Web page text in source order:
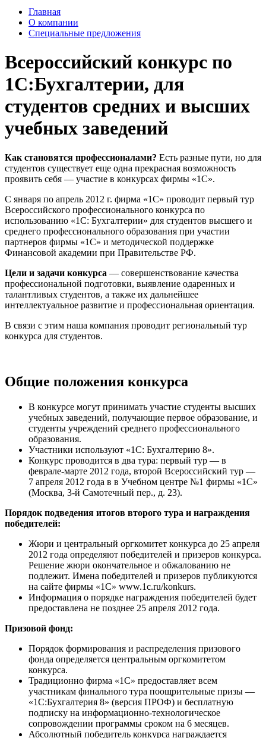
Главная
О компании
Специальные предложения
Всероссийский конкурс по
1С:Бухгалтерии, для
студентов средних и высших
учебных заведений
Как становятся профессионалами? Есть разные пути, но для
студентов существует еще одна прекрасная возможность
проявить себя — участие в конкурсах фирмы «1С».
С января по апрель 2012 г. фирма «1С» проводит первый тур
Всероссийского профессионального конкурса по
использованию «1С: Бухгалтерии» для студентов высшего и
среднего профессионального образования при участии
партнеров фирмы «1С» и методической поддержке
Финансовой академии при Правительстве РФ.
Цели и задачи конкурса — совершенствование качества
профессиональной подготовки, выявление одаренных и
талантливых студентов, а также их дальнейшее
интеллектуальное развитие и профессиональная ориентация.
В связи с этим наша компания проводит региональный тур
конкурса для студентов.
Общие положения конкурса
В конкурсе могут принимать участие студенты высших
учебных заведений, получающие первое образование, и
студенты учреждений среднего профессионального
образования.
Участники используют «1С: Бухгалтерию 8».
Конкурс проводится в два тура: первый тур — в
феврале-марте 2012 года, второй Всероссийский тур —
7 апреля 2012 года в в Учебном центре №1 фирмы «1С»
(Москва, 3-й Самотечный пер., д. 23).
Порядок подведения итогов второго тура и награждения
победителей:
Жюри и центральный оргкомитет конкурса до 25 апреля
2012 года определяют победителей и призеров конкурса.
Решение жюри окончательное и обжалованию не
подлежит. Имена победителей и призеров публикуются
на сайте фирмы «1С» www.1c.ru/konkurs.
Информация о порядке награждения победителей будет
предоставлена не позднее 25 апреля 2012 года.
Призовой фонд:
Порядок формирования и распределения призового
фонда определяется центральным оргкомитетом
конкурса.
Традиционно фирма «1С» предоставляет всем
участникам финального тура поощрительные призы —
«1С:Бухгалтерия 8» (версия ПРОФ) и бесплатную
подписку на информационно-технологическое
сопровождении программы сроком на 6 месяцев.
Абсолютный победитель конкурса награждается